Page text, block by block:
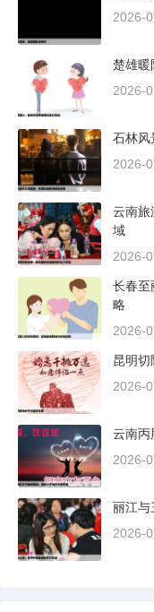
2026-
楚雄暖
2026-
石林风
2026-
云南旅
域
2026-
长春至
略
2026-
昆明切
2026-
云南丙
2026-
丽江与
2026-